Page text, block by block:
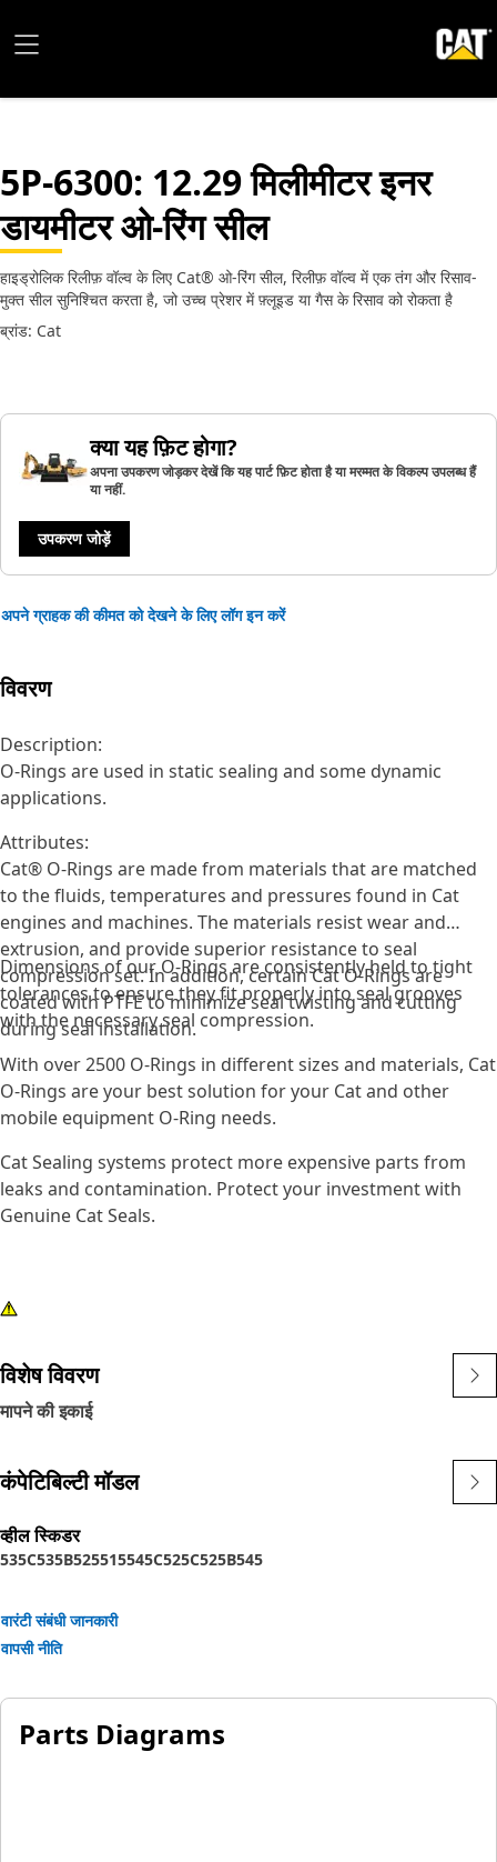
5P-6300: 12.29 मिलीमीटर इनर
डायमीटर ओ-रिंग सील
हाइड्रोलिक रिलीफ़ वॉल्व के लिए Cat® ओ-रिंग सील, रिलीफ़ वॉल्व में एक तंग और रिसाव-
मुक्त सील सुनिश्चित करता है, जो उच्च प्रेशर में फ़्लूइड या गैस के रिसाव को रोकता है
ब्रांड: Cat
क्या यह फ़िट होगा?
अपना उपकरण जोड़कर देखें कि यह पार्ट फ़िट होता है या मरम्मत के विकल्प उपलब्ध हैं
या नहीं.
उपकरण जोड़ें
अपने ग्राहक की कीमत को देखने के लिए लॉग इन करें
विवरण
Description:
O-Rings are used in static sealing and some dynamic
applications.
Attributes:
Cat® O-Rings are made from materials that are matched
to the fluids, temperatures and pressures found in Cat
engines and machines. The materials resist wear and
extrusion, and provide superior resistance to seal
compression set. In addition, certain Cat O-Rings are
coated with PTFE to minimize seal twisting and cutting
during seal installation.
Dimensions of our O-Rings are consistently held to tight
tolerances to ensure they fit properly into seal grooves
with the necessary seal compression.
With over 2500 O-Rings in different sizes and materials, Cat
O-Rings are your best solution for your Cat and other
mobile equipment O-Ring needs.
Cat Sealing systems protect more expensive parts from
leaks and contamination. Protect your investment with
Genuine Cat Seals.
विशेष विवरण
मापने की इकाई
कंपेटिबिल्टी मॉडल
व्हील स्किडर
535C535B525515545C525C525B545
वारंटी संबंधी जानकारी
वापसी नीति
Parts Diagrams